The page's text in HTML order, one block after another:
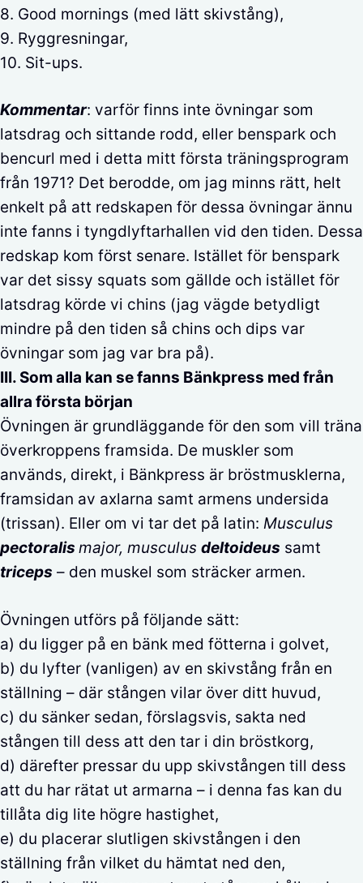
8. Good mornings (med lätt skivstång),
9. Ryggresningar,
10. Sit-ups.
Kommentar: varför finns inte övningar som
latsdrag och sittande rodd, eller benspark och
bencurl med i detta mitt första träningsprogram
från 1971? Det berodde, om jag minns rätt, helt
enkelt på att redskapen för dessa övningar ännu
inte fanns i tyngdlyftarhallen vid den tiden. Dessa
redskap kom först senare. Istället för benspark
var det sissy squats som gällde och istället för
latsdrag körde vi chins (jag vägde betydligt
mindre på den tiden så chins och dips var
övningar som jag var bra på).
III. Som alla kan se fanns Bänkpress med från
allra första början
Övningen är grundläggande för den som vill träna
överkroppens framsida. De muskler som
används, direkt, i Bänkpress är bröstmusklerna,
framsidan av axlarna samt armens undersida
(trissan). Eller om vi tar det på latin: Musculus
pectoralis major, musculus deltoideus samt
triceps – den muskel som sträcker armen.
Övningen utförs på följande sätt:
a) du ligger på en bänk med fötterna i golvet,
b) du lyfter (vanligen) av en skivstång från en
ställning – där stången vilar över ditt huvud,
c) du sänker sedan, förslagsvis, sakta ned
stången till dess att den tar i din bröstkorg,
d) därefter pressar du upp skivstången till dess
att du har rätat ut armarna – i denna fas kan du
tillåta dig lite högre hastighet,
e) du placerar slutligen skivstången i den
ställning från vilket du hämtat ned den,